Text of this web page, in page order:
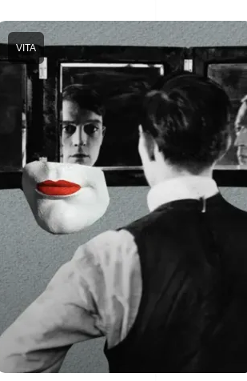
VITA